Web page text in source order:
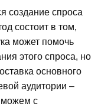
создание спроса
состоит в том,
может помочь
этого спроса, но
основного
аудитории –
можем с